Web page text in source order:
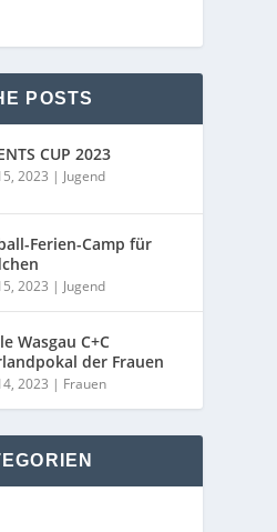
POSTS
CUP 2023
2023 | Jugend
Ferien-Camp für
2023 | Jugend
Wasgau C+C
der Frauen
2023 | Frauen